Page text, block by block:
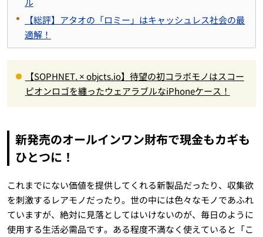
【総評】アタオの「ロミー」はキャッシュレス社会の最
適解！
【SOPHNET. × objcts.io】待望の初コラボモノはスコー
ピオンロゴを纏ったウェアラブルなiPhoneケース！
新発売のオールインワン財布で現金もカギも
ひとつに！
これまでにない価値を提供してくれる新製品だったり、収集欲
を刺激するレアモノだったり。世の中には色々なモノであふれ
ていますが、絶対に見落としてはいけないのが、毎日のように
使用する生活必需品です。ある程度不満なく使えていると「こ